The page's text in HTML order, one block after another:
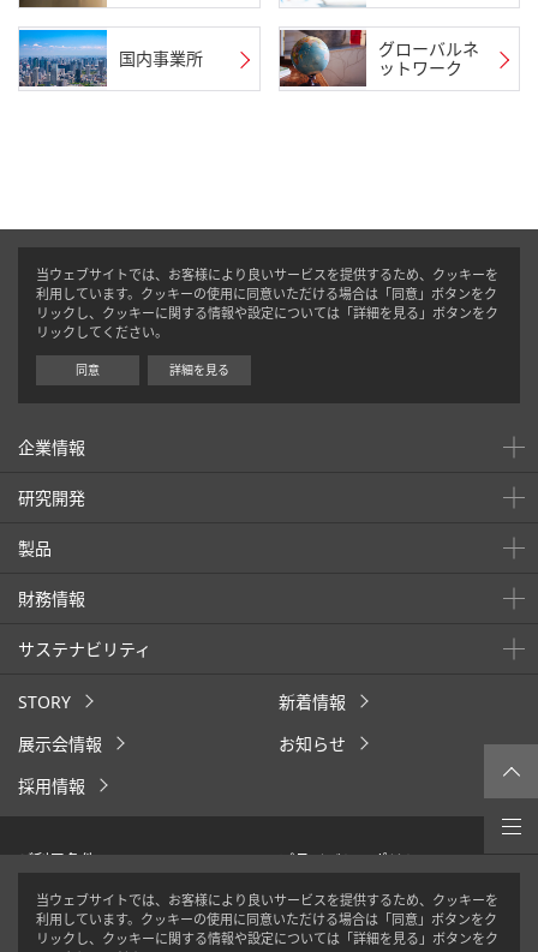
国内事業所
グローバルネ
ットワーク
当ウェブサイトでは、お客様により良いサービスを提供するため、クッキーを
利用しています。クッキーの使用に同意いただける場合は「同意」ボタンをク
リックし、クッキーに関する情報や設定については「詳細を見る」ボタンをク
当ウェブサイトでは、お客様により良いサービスを提供するため、クッキーを
利用しています。クッキーの使用に同意いただける場合は「同意」ボタンをク
リックし、クッキーに関する情報や設定については「詳細を見る」ボタンをク
リックしてください。
同意 詳細を見る
企業情報
研究開発
製品
財務情報
サステナビリティ
STORY
新着情報
展示会情報
お知らせ
採用情報
ご利用条件
プライバシーポリシー
クッキーポリシー
ウェブアクセシビリティ
ソーシャルメディアポリシー